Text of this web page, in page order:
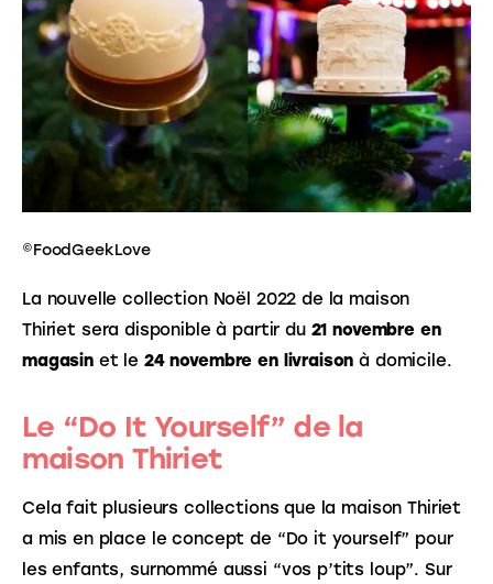
©FoodGeekLove
La nouvelle collection Noël 2022 de la maison
Thiriet sera disponible à partir du 21 novembre en
magasin et le 24 novembre en livraison à domicile.
Le “Do It Yourself” de la
maison Thiriet
Cela fait plusieurs collections que la maison Thiriet
a mis en place le concept de “Do it yourself” pour
les enfants, surnommé aussi “vos p’tits loup”. Sur